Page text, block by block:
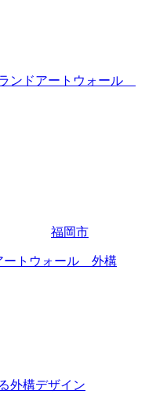
福岡市
ートウォール 外構